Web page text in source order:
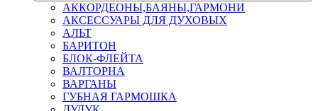
АККОРДЕОНЫ,БАЯНЫ,ГАРМОНИ
АКСЕССУАРЫ ДЛЯ ДУХОВЫХ
АЛЬТ
БАРИТОН
БЛОК-ФЛЕЙТА
ВАЛТОРНА
ВАРГАНЫ
ГУБНАЯ ГАРМОШКА